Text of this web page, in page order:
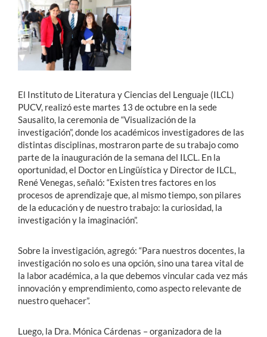
El Instituto de Literatura y Ciencias del Lenguaje (ILCL)
PUCV, realizó este martes 13 de octubre en la sede
Sausalito, la ceremonia de “Visualización de la
investigación”, donde los académicos investigadores de las
distintas disciplinas, mostraron parte de su trabajo como
parte de la inauguración de la semana del ILCL. En la
oportunidad, el Doctor en Lingüística y Director de ILCL,
René Venegas, señaló: “Existen tres factores en los
procesos de aprendizaje que, al mismo tiempo, son pilares
de la educación y de nuestro trabajo: la curiosidad, la
investigación y la imaginación”.
Sobre la investigación, agregó: “Para nuestros docentes, la
investigación no solo es una opción, sino una tarea vital de
la labor académica, a la que debemos vincular cada vez más
innovación y emprendimiento, como aspecto relevante de
nuestro quehacer”.
Luego, la Dra. Mónica Cárdenas – organizadora de la